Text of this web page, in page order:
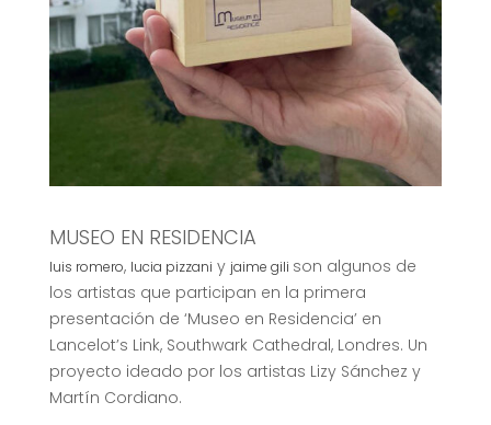
MUSEO EN RESIDENCIA
luis romero, lucia pizzani y jaime gili son algunos de
los artistas que participan en la primera
presentación de ‘Museo en Residencia’ en
Lancelot’s Link, Southwark Cathedral, Londres. Un
proyecto ideado por los artistas Lizy Sánchez y
Martín Cordiano.